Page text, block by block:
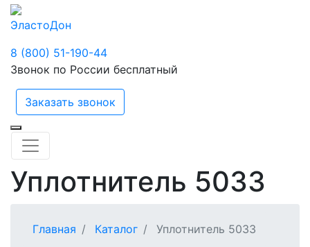
ЭластоДон
8 (800) 51-190-44
Звонок по России бесплатный
Заказать звонок
Уплотнитель 5033
Главная Каталог Уплотнитель 5033